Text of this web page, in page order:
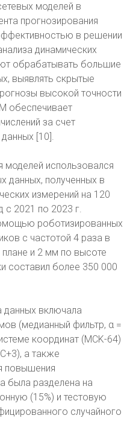
моделей в
прогнозирования
в решении
динамических
обрабатывать большие
выявлять скрытые
высокой точности
обеспечивает
за счет
[10].
моделей использовался
данных, полученных в
измерений на 120
с 2021 по 2023 г.
роботизированных
с частотой 4 раза в
и 2 мм по высоте
более 350 000
данных включала
(медианный фильтр, α =
координат (MCK-64)
а также
повышения
была разделена на
(15%) и тестовую
случайного